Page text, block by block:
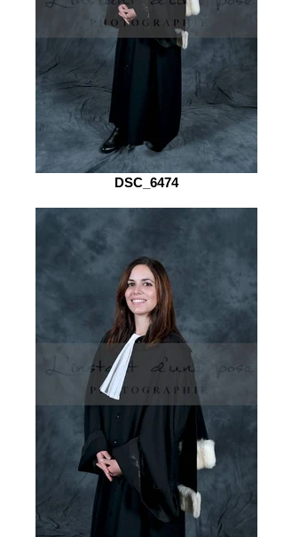
DSC_6474